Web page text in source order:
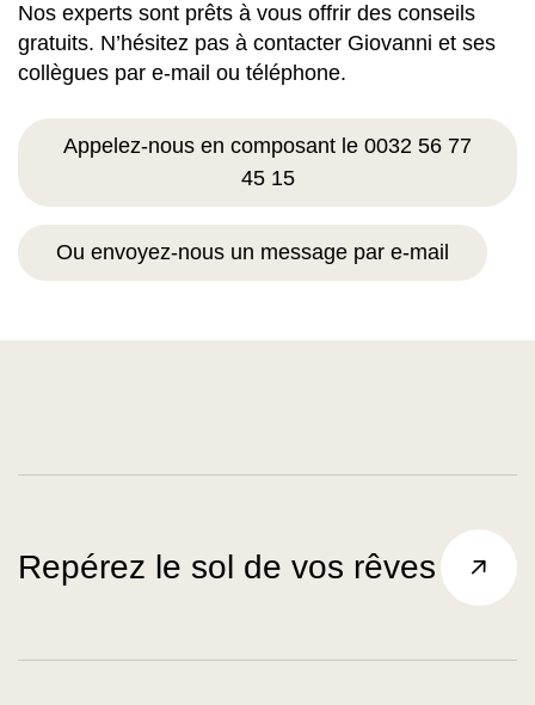
Nos experts sont prêts à vous offrir des conseils
gratuits. N’hésitez pas à contacter Giovanni et ses
collègues par e-mail ou téléphone.
Appelez-nous en composant le 0032 56 77
45 15
Ou envoyez-nous un message par e-mail
Repérez le sol de vos rêves